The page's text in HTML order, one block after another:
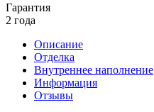
Гарантия
2 года
Описание
Отделка
Внутреннее наполнение
Информация
Отзывы